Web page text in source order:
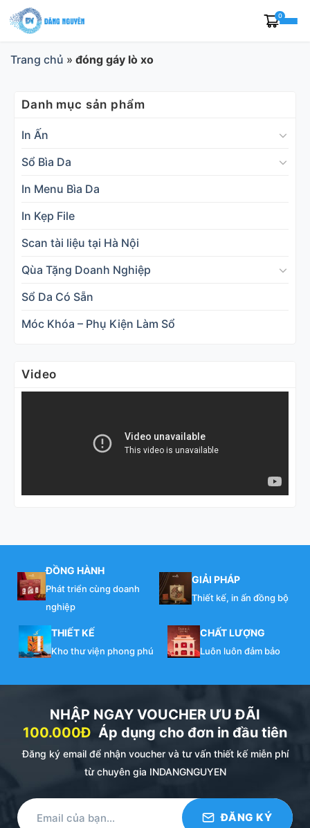
Skip
to
0
Trang chủ » đóng gáy lò xo
Danh mục sản phẩm
In Ấn
Sổ Bìa Da
In Menu Bìa Da
In Kẹp File
Scan tài liệu tại Hà Nội
Qùa Tặng Doanh Nghiệp
Sổ Da Có Sẵn
Móc Khóa – Phụ Kiện Làm Sổ
Video
ĐỒNG HÀNH
Phát triển cùng doanh
nghiệp
GIẢI PHÁP
Thiết kế, in ấn đồng bộ
THIẾT KẾ
Kho thư viện phong phú
CHẤT LƯỢNG
Luôn luôn đảm bảo
NHẬP NGAY VOUCHER ƯU ĐÃI
100.000Đ Áp dụng cho đơn in đầu tiên
Đăng ký email để nhận voucher và tư vấn thiết kế miễn phí
từ chuyên gia INDANGNGUYEN